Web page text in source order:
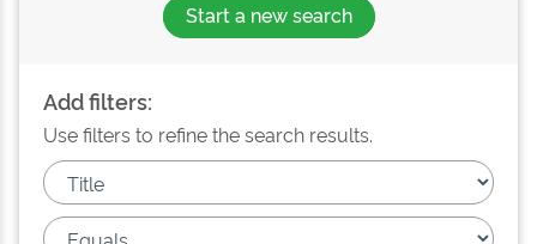
Start a new search
Add filters:
Use filters to refine the search results.